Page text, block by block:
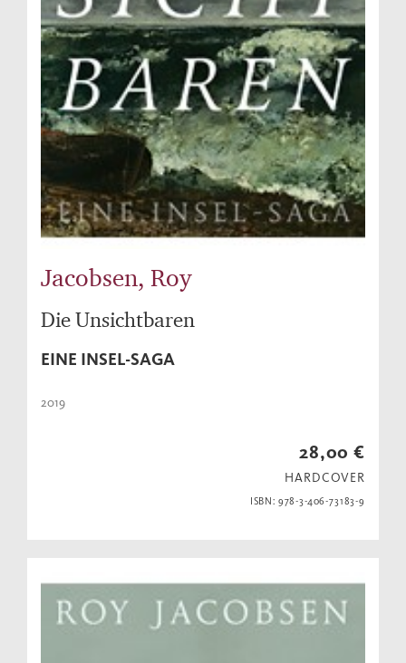
Jacobsen, Roy
Die Unsichtbaren
EINE INSEL-SAGA
2019
28,00 €
HARDCOVER
ISBN: 978-3-406-73183-9